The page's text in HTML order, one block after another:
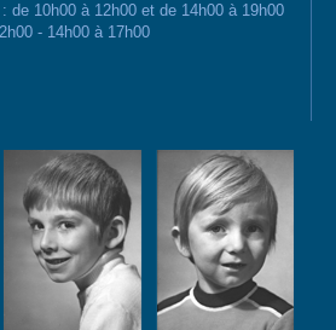
de 10h00 à 12h00 et de 14h00 à 19h00
- 14h00 à 17h00